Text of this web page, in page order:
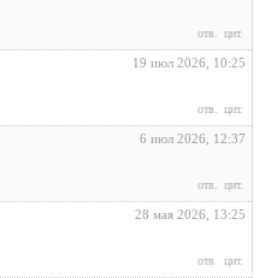
отв. цит.
19 июл 2026, 10:25
отв. цит.
6 июл 2026, 12:37
отв. цит.
28 мая 2026, 13:25
отв. цит.